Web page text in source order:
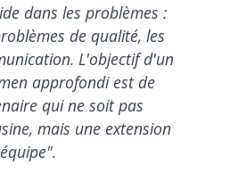
dans les problèmes :
de qualité, les
L'objectif d'un
approfondi est de
qui ne soit pas
mais une extension